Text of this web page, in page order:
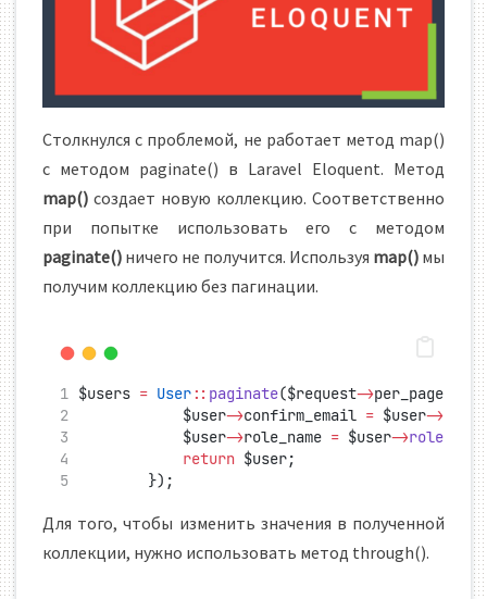
Столкнулся с проблемой, не работает метод map()
с методом paginate() в Laravel Eloquent. Метод
map() создает новую коллекцию. Соответственно
при попытке использовать его с методом
paginate() ничего не получится. Используя map() мы
получим коллекцию без пагинации.
$users = User:: paginate($request->per_page
            $user
->confirm_email = $user->
            $user
->role_name = $user->roles
->
return $user;
        });
Для того, чтобы изменить значения в полученной
коллекции, нужно использовать метод through().